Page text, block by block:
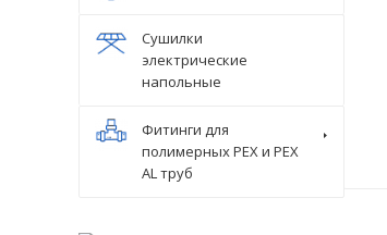
Сушилки
электрические
напольные
Фитинги для
полимерных PEX и PEX
AL труб